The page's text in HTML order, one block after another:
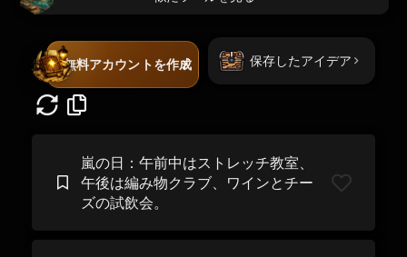
無料アカウントを作成 保存したアイデア
嵐の日：午前中はストレッチ教室、
午後は編み物クラブ、ワインとチー
ズの試飲会。